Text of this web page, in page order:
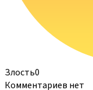
Злость0
Комментариев нет